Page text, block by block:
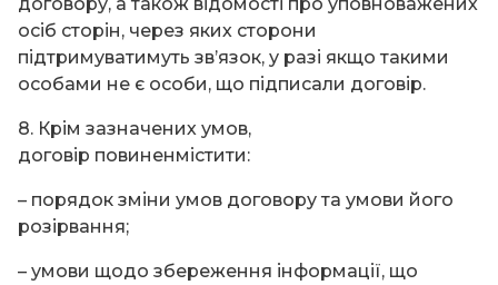
осіб сторін, через яких сторони
підтримуватимуть зв’язок, у разі якщо такими
особами не є особи, що підписали договір.
8. Крім зазначених умов,
договір повиненмістити:
– порядок зміни умов договору та умови його
розірвання;
– умови щодо збереження інформації, що